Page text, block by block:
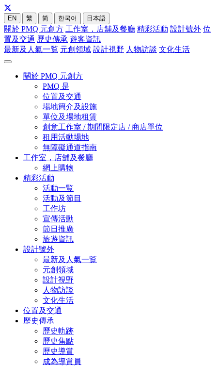
EN 繁 简 한국어 日本語
關於 PMQ 元創方 工作室，店舖及餐廳 精彩活動 設計號外 位
置及交通 歷史傳承 遊客資訊
最新及人氣一覧 元創領域 設計視野 人物訪談 文化生活
關於 PMQ 元創方
PMQ 是
位置及交通
場地簡介及設施
單位及場地租賃
創意工作室 / 期間限定店 / 商店單位
租用活動場地
無障礙通道指南
工作室，店舖及餐廳
網上購物
精彩活動
活動一覧
活動及節目
工作坊
宣傳活動
節日推廣
旅遊資訊
設計號外
最新及人氣一覧
元創領域
設計視野
人物訪談
文化生活
位置及交通
歷史傳承
歷史軌跡
歷史焦點
歷史導賞
成為導賞員